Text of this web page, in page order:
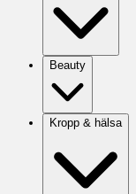
Beauty
Kropp & hälsa